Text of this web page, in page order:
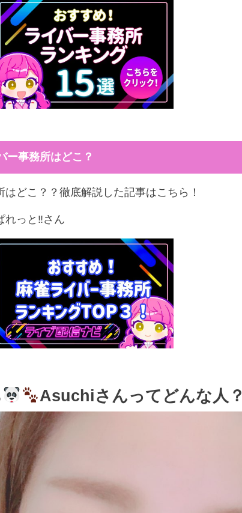
ー事務所はどこ？
どこ？？徹底解説した記事はこちら！
れっと‼︎さん
Asuchiさんってどんな人？